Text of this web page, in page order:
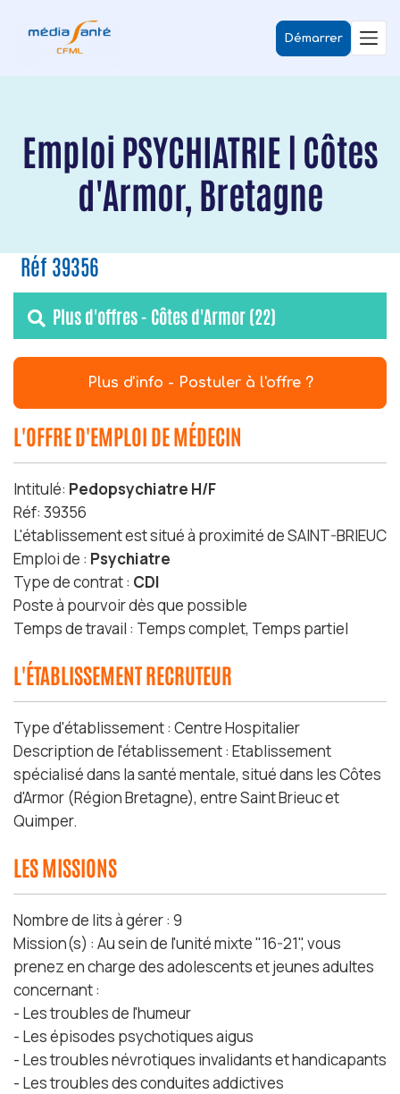
Démarrer
Emploi PSYCHIATRIE | Côtes
d'Armor, Bretagne
Réf 39356
Plus d'offres - Côtes d'Armor (22)
Plus d'info - Postuler à l'offre ?
L'OFFRE D'EMPLOI DE MÉDECIN
Intitulé: Pedopsychiatre H/F
Réf: 39356
L'établissement est situé à proximité de SAINT-BRIEUC
Emploi de : Psychiatre
Type de contrat : CDI
Poste à pourvoir dès que possible
Temps de travail : Temps complet, Temps partiel
L'ÉTABLISSEMENT RECRUTEUR
Type d'établissement : Centre Hospitalier
Description de l'établissement : Etablissement
spécialisé dans la santé mentale, situé dans les Côtes
d'Armor (Région Bretagne), entre Saint Brieuc et
Quimper.
LES MISSIONS
Nombre de lits à gérer : 9
Mission(s) : Au sein de l'unité mixte "16-21", vous
prenez en charge des adolescents et jeunes adultes
concernant :
- Les troubles de l'humeur
- Les épisodes psychotiques aigus
- Les troubles névrotiques invalidants et handicapants
- Les troubles des conduites addictives